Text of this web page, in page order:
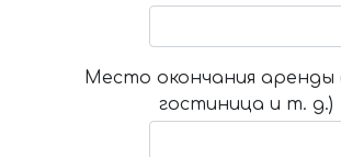
Место окончания аренды
гостиница и т. д.)